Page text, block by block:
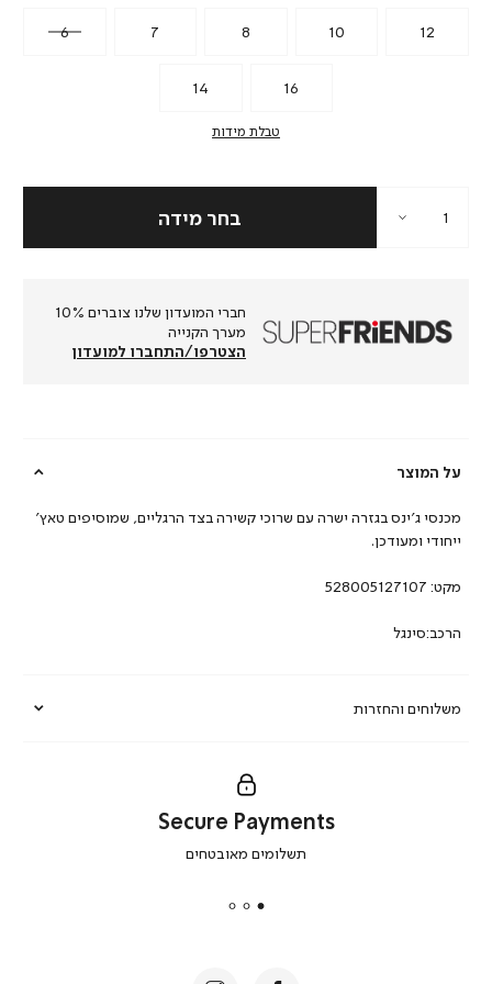
6 7 8 10 12
14 16
טבלת מידות
חברי המועדון שלנו צוברים 10%
מערך הקנייה
הצטרפו/התחברו למועדון
על המוצר
משלוחים והחזרות
מכנסי ג’ינס בגזרה ישרה עם שרוכי קשירה בצד הרגליים, שמוסיפים טאץ’
ייחודי ומעודכן.
מקט: 528005127107
הרכב:סינגל
secure
|
Secure Payments
תשלומים מאובטחים